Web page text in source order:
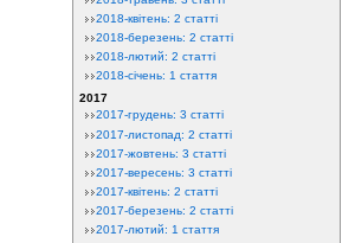
2018-квітень: 2 статті
2018-березень: 2 статті
2018-лютий: 2 статті
2018-січень: 1 стаття
2017
2017-грудень: 3 статті
2017-листопад: 2 статті
2017-жовтень: 3 статті
2017-вересень: 3 статті
2017-квітень: 2 статті
2017-березень: 2 статті
2017-лютий: 1 стаття